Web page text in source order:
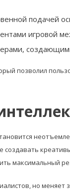
подачей
игровой
позволил
максимальный
но